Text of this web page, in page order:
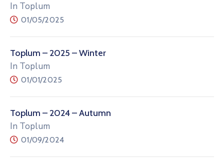
In Toplum
01/05/2025
Toplum – 2025 – Winter
In Toplum
01/01/2025
Toplum – 2024 – Autumn
In Toplum
01/09/2024